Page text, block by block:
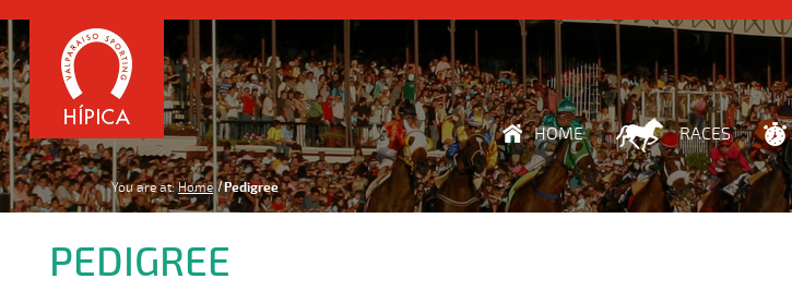
HOME RACES
You are at: Home Pedigree
PEDIGREE